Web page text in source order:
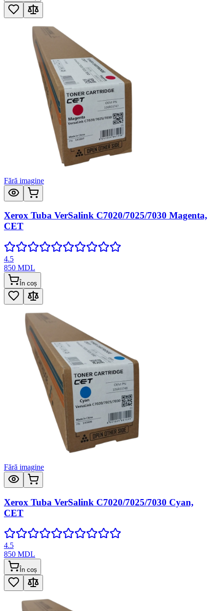
Fără imagine
Xerox Tuba VerSalink C7020/7025/7030 Magenta,
CET
4.5
850 MDL
În coș
Fără imagine
Xerox Tuba VerSalink C7020/7025/7030 Cyan,
CET
4.5
850 MDL
În coș